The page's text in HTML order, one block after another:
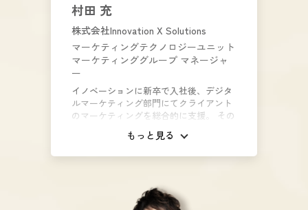
村田 充
株式会社Innovation X Solutions
マーケティングテクノロジーユニット
マーケティンググループ マネージャ
ー
イノベーションに新卒で入社後、デジタ
ルマーケティング部門にてクライアント
のマーケティングを総合的に支援。 その
後、自社メディア「ITトレンド」のユー
ザー向けマーケティング、 MAツール
は「List Finder」のマーケティング全体
の戦略策定・遂行、新規サービス開発な
もっと見る